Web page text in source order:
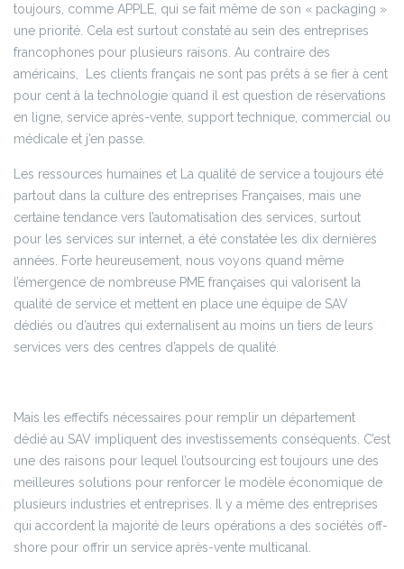
toujours, comme APPLE, qui se fait même de son « packaging »
une priorité. Cela est surtout constaté au sein des entreprises
francophones pour plusieurs raisons. Au contraire des
américains, Les clients français ne sont pas prêts à se fier à cent
pour cent à la technologie quand il est question de réservations
en ligne, service après-vente, support technique, commercial ou
médicale et j’en passe.
Les ressources humaines et La qualité de service a toujours été
partout dans la culture des entreprises Françaises, mais une
certaine tendance vers l’automatisation des services, surtout
pour les services sur internet, a été constatée les dix dernières
années. Forte heureusement, nous voyons quand même
l’émergence de nombreuse PME françaises qui valorisent la
qualité de service et mettent en place une équipe de SAV
dédiés ou d’autres qui externalisent au moins un tiers de leurs
services vers des centres d’appels de qualité.
Mais les effectifs nécessaires pour remplir un département
dédié au SAV impliquent des investissements conséquents. C’est
une des raisons pour lequel l’outsourcing est toujours une des
meilleures solutions pour renforcer le modèle économique de
plusieurs industries et entreprises. Il y a même des entreprises
qui accordent la majorité de leurs opérations a des sociétés off-
shore pour offrir un service après-vente multicanal.